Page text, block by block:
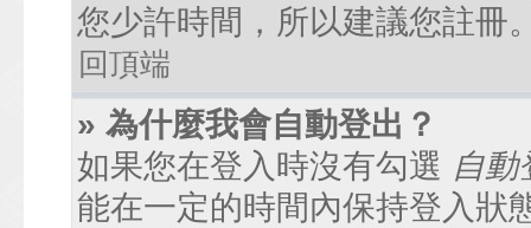
您少許時間，所以建議您註冊
回頂端
» 為什麼我會自動登出？
如果您在登入時沒有勾選 自動
能在一定的時間內保持登入狀